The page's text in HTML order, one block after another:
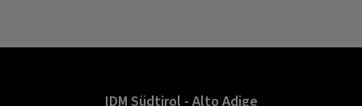
IDM Südtirol - Alto Adige